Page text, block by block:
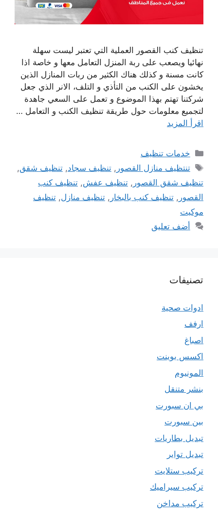
تنظيف كنب القصور العملية التي تعتبر ليست سهلة
نهائيا ويصعب على ربة المنزل التعامل معها و خاصة اذا
كانت مسنة و كذلك هناك الكثير من ربات المنازل الذين
يخشون على الكنب من التأذي و التلف، الانر الذي جعل
شركتنا تهتم بهذا الموضوع و تعمل على السعي جاهدة
لتجميع معلومات حول طريقة تنظيف الكنب و التعامل …
اقرأ المزيد
التصنيفات
خدمات تنظيف
الوسوم
تنتظيف منازل القصور ,تنظيف سجاد,تنظيف شقق,
تنظيف شقق القصور , تنظيف عفش, تنظيف كنب
القصور , تنظيف كنب بالبخار , تنظيف منازل, تنظيف
موكيت
أضف تعليق
تصنيفات
ادوات صحية
ارفف
اصباغ
اكسس بوينت
المونيوم
بنشر متنقل
بي ان سبورت
بين سبورت
تبديل بطاريات
تبديل تواير
تركيب ستلايت
تركيب سيراميك
تركيب مداخن